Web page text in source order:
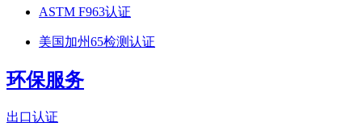
ASTM F963认证
美国加州65检测认证
环保服务
出口认证